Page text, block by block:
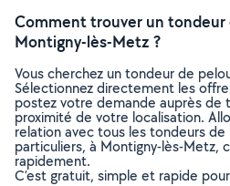
Comment trouver un tondeur
Montigny-lès-Metz ?
Vous cherchez un tondeur de
Sélectionnez directement les
postez votre demande auprès de
proximité de votre localisation.
relation avec tous les tondeurs
particuliers, à Montigny-lès-Metz,
rapidement.
C’est gratuit, simple et rapide